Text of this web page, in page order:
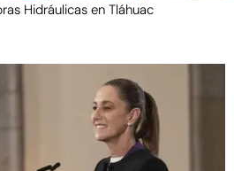
Hidráulicas en Tláhuac